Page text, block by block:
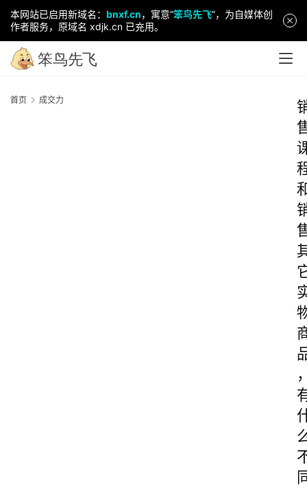
本网站已启用新域名： bnxf.cn，寓意“笨鸟先飞”，为自媒体创
作者服务，原域名 xdjk.cn 已充用。
首页 成交力